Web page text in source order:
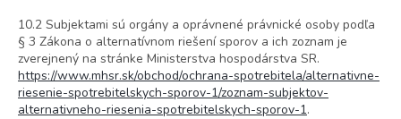
10.2 Subjektami sú orgány a oprávnené právnické osoby podľa
§ 3 Zákona o alternatívnom riešení sporov a ich zoznam je
zverejnený na stránke Ministerstva hospodárstva SR.
https://www.mhsr.sk/obchod/ochrana-spotrebitela/alternativne-
riesenie-spotrebitelskych-sporov-1/zoznam-subjektov-
alternativneho-riesenia-spotrebitelskych-sporov-1.